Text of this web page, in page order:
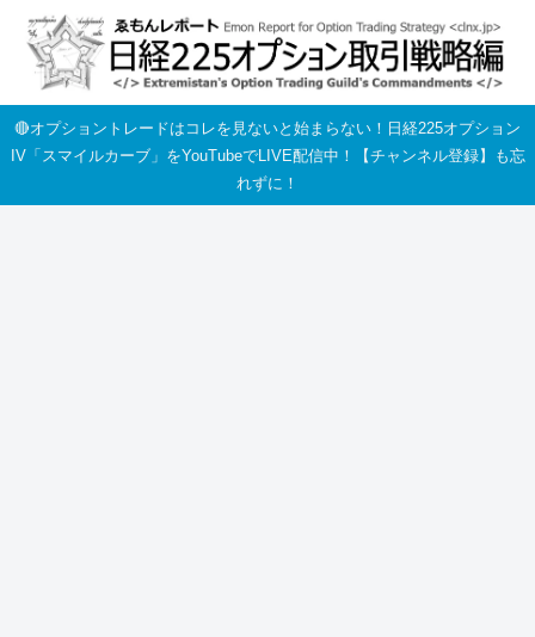
🔴オプショントレードはコレを見ないと始まらない！日経225オプション
IV「スマイルカーブ」をYouTubeでLIVE配信中！【チャンネル登録】も忘
れずに！